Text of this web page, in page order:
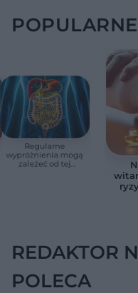
Regularne
wypróżnienia mogą
zależeć od tej
REDAKTOR
POLECA